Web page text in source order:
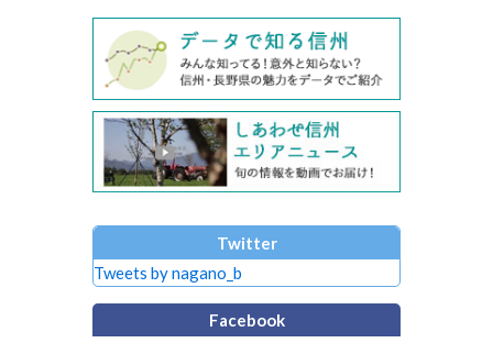
Twitter
Tweets by nagano_b
Facebook